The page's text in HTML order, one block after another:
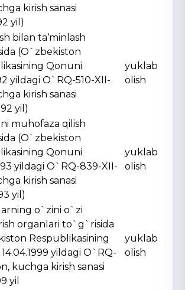
kirish sanasi
yil)
bilan ta‘minlash
(O`zbekiston
Qonuni
yildagi O`RQ-510-XII-
kirish sanasi
yil)
yuklab
olish
muhofaza qilish
(O`zbekiston
Qonuni
yildagi O`RQ-839-XII-
kirish sanasi
yil)
yuklab
olish
o`zini o`zi
organlari to`g`risida
Respublikasining
yildagi O`RQ-
kuchga kirish sanasi
yil
yuklab
olish